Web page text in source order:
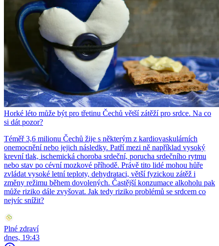
Horké léto může být pro třetinu Čechů větší zátěží pro srdce. Na co
si dát pozor?
Téměř 3,6 milionu Čechů žije s některým z kardiovaskulárních
onemocnění nebo jejich následky. Patří mezi ně například vysoký
krevní tlak, ischemická choroba srdeční, porucha srdečního rytmu
nebo stav po cévní mozkové příhodě. Právě tito lidé mohou hůře
zvládat vysoké letní teploty, dehydrataci, větší fyzickou zátěž i
změny režimu během dovolených. Častější konzumace alkoholu pak
může riziko dále zvyšovat. Jak tedy riziko problémů se srdcem co
nejvíc snížit?
Plné zdraví
dnes, 19:43